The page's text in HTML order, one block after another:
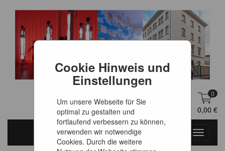
Cookie Hinweis und
Einstellungen
Um unsere Webseite für Sie
optimal zu gestalten und
fortlaufend verbessern zu können,
verwenden wir notwendige
Cookies. Durch die weitere
DE
0
0,00 €
Toggle